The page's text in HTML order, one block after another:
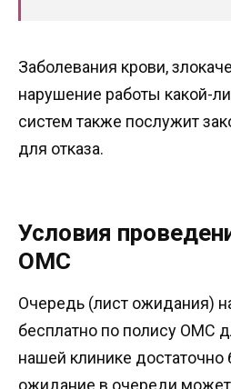
Заболевания крови,
нарушение работы какой-
систем также послужит
для отказа.
Условия
ОМС
Очередь (лист ожидания)
бесплатно по полису ОМС
нашей клинике достаточно
ожидание в очереди может